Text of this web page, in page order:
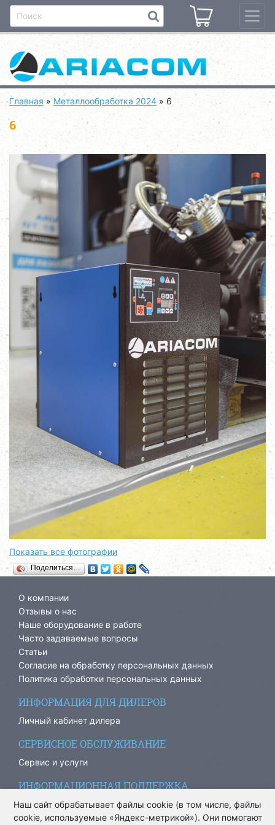
Главная » Металлообработка 2024» 6
6
Показать все фотографии
Поделиться…
О компании
Отзывы о нас
Наше оборудование в работе
Часто задаваемые вопросы
Статьи
Согласие на обработку персональных данных
Политика обработки персональных данных
ИНФОРМАЦИЯ ДЛЯ ДИЛЕРОВ
Личный кабинет дилера
СЕРВИСНОЕ ОБСЛУЖИВАНИЕ
Сервис и услуги
ИНФОРМАЦИОННАЯ ПОДДЕРЖКА
info@ariacom.ru
Наш сайт обрабатывает файлы cookie (в том числе, файлы
cookie, используемые «Яндекс-метрикой»). Они помогают